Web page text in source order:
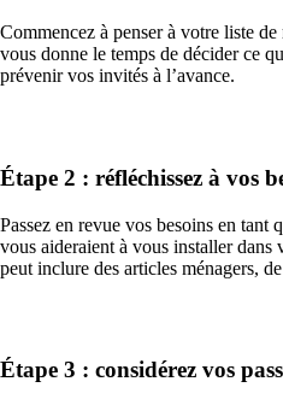
Commencez à penser à votre liste
vous donne le temps de décider ce
prévenir vos invités à l’avance.
Étape 2 : réfléchissez à vos
Passez en revue vos besoins en tant
vous aideraient à vous installer
peut inclure des articles ménagers,
Étape 3 : considérez vos